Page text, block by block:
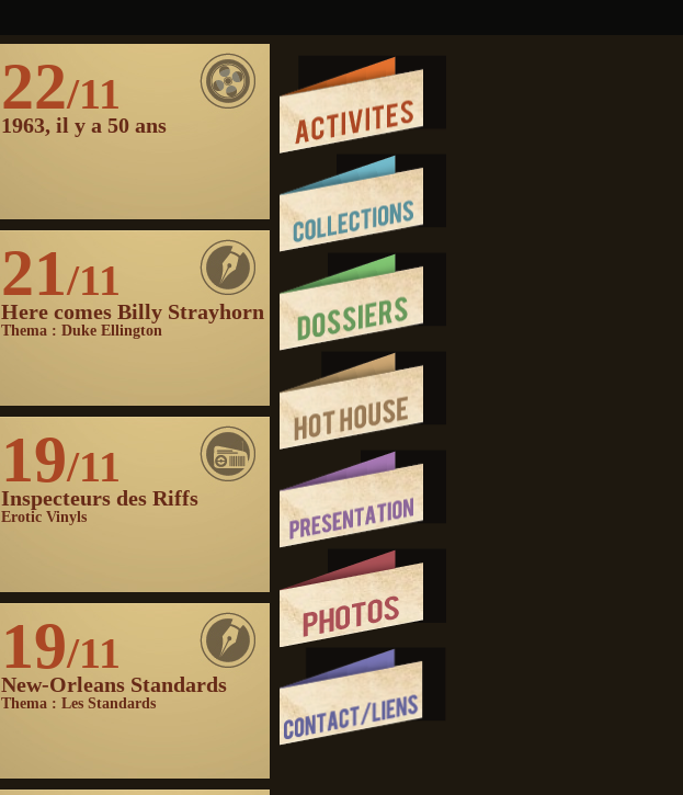
22/11
1963, il y a 50 ans
21/11
Here comes Billy Strayhorn
Thema : Duke Ellington
19/11
Inspecteurs des Riffs
Erotic Vinyls
19/11
New-Orleans Standards
Thema : Les Standards